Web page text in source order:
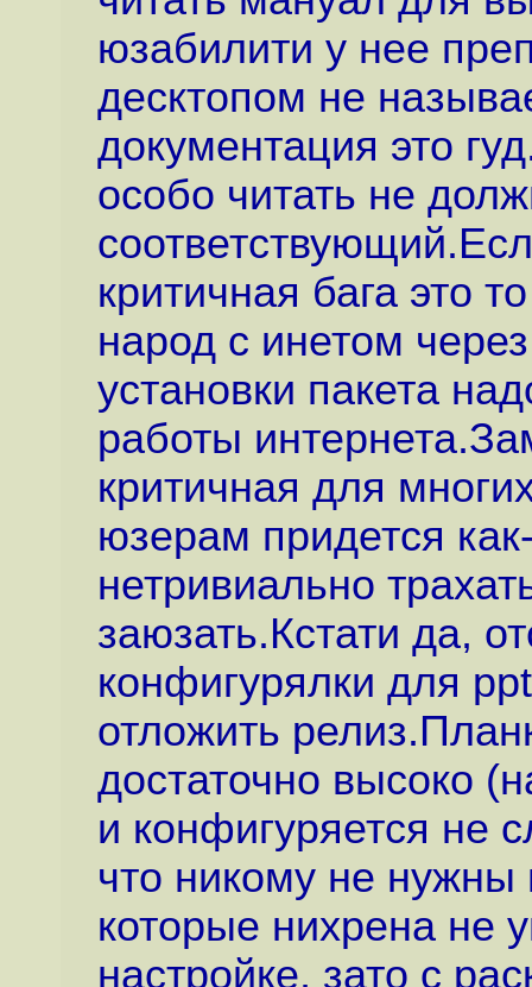
юзабилити у нее
десктопом не
документация это
особо читать не
критичная бага это
народ с инетом
установки пакета
работы
критичная для
юзерам придется
нетривиально
заюзать.Кстати да,
конфигурялки для
отложить
достаточно высоко
и конфигуряется не
что никому не нужны
которые нихрена не
настройке, зато с